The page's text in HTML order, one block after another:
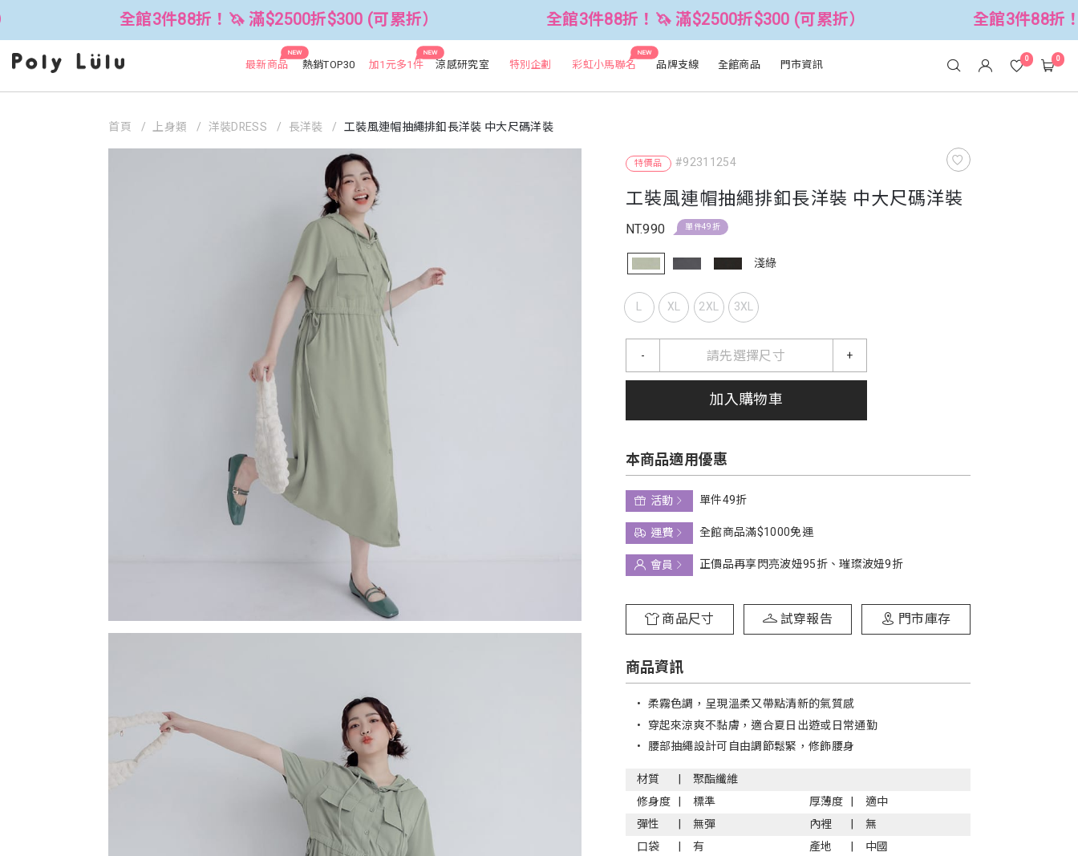
全館3件88折！🦄 滿$2500折$300 (可累折） 全館3件88折！🦄 滿$2500折$300 (可累折） 全館3件88折！🦄 滿
NEW
最新商品 熱銷TOP30
NEW
加1元多1件 涼感研究室 特別企劃
NEW
彩虹小馬聯名 品牌支線 全館商品 門市資訊 0 0
特價品 #92311254
工裝風連帽抽繩排釦長洋裝 中大尺碼洋裝
NT.990 單件49折
淺綠
L XL 2XL 3XL
請先選擇尺寸
- +
加入購物車
本商品適用優惠
活動
單件49折
運費
全館商品滿$1000免運
會員
正價品再享閃亮波妞95折、璀璨波妞9折
商品尺寸 試穿報告 門市庫存
商品資訊
• 柔霧色調，呈現溫柔又帶點清新的氣質感
• 穿起來涼爽不黏膚，適合夏日出遊或日常通勤
• 腰部抽繩設計可自由調節鬆緊，修飾腰身
材質
聚酯纖維
修身度
標準 厚薄度
適中
彈性
無彈 內裡
無
口袋
有 產地 中國
首頁 上身類 洋裝DRESS 長洋裝 工裝風連帽抽繩排釦長洋裝 中大尺碼洋裝